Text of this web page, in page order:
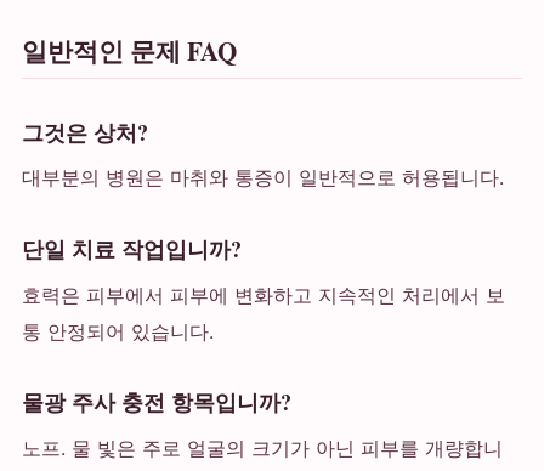
일반적인 문제 FAQ
그것은 상처?
대부분의 병원은 마취와 통증이 일반적으로 허용됩니다.
단일 치료 작업입니까?
효력은 피부에서 피부에 변화하고 지속적인 처리에서 보
통 안정되어 있습니다.
물광 주사 충전 항목입니까?
노프. 물 빛은 주로 얼굴의 크기가 아닌 피부를 개량합니